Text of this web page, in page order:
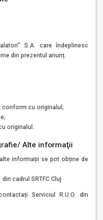
S.A. care îndeplinesc
din prezentul anunț.
conform cu originalul;
originalul.
Alte informaţii
informații se pot obține de
cadrul SRTFC Cluj
Serviciul R.U.O. din